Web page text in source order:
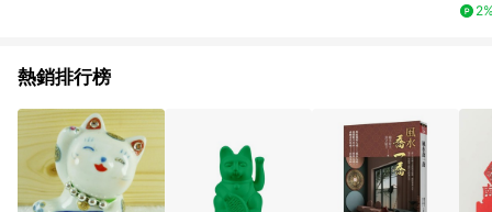
熱銷排行榜